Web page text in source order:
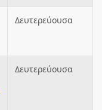
Δευτερεύουσα
Δευτερεύουσα